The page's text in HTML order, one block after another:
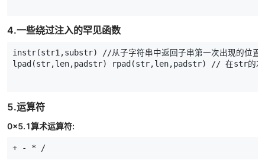
4.一些绕过注入的罕见函数
instr(str1,substr) //从子字符串中返回子串第一次出现的位置
lpad (str,len,padstr) rpad (str,len,padstr) // 在str的左
5.运算符
0x5.1算术运算符:
+ - * /